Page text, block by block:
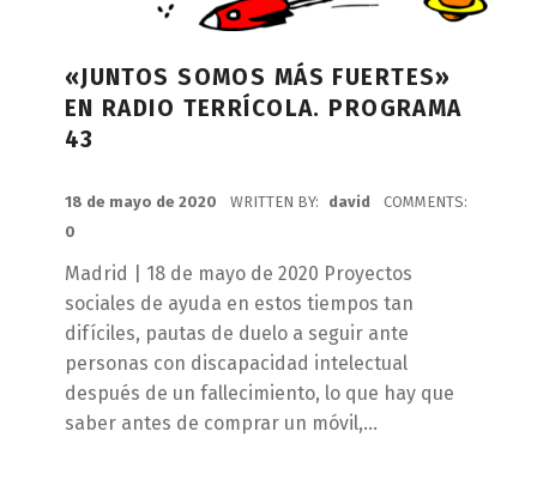
«JUNTOS SOMOS MÁS FUERTES»
EN RADIO TERRÍCOLA. PROGRAMA
43
18 de mayo de 2020 WRITTEN BY: david
COMMENTS:
0
Madrid | 18 de mayo de 2020 Proyectos
sociales de ayuda en estos tiempos tan
difíciles, pautas de duelo a seguir ante
personas con discapacidad intelectual
después de un fallecimiento, lo que hay que
saber antes de comprar un móvil,…